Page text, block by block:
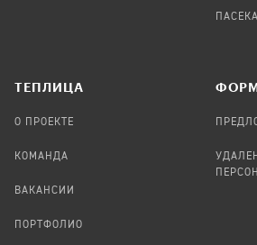
ПАСЕКА
TЕПЛИЦА
О ПРОЕКТЕ
КОМАНДА
ВАКАНСИИ
ПОРТФОЛИО